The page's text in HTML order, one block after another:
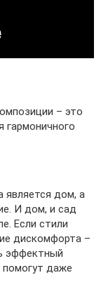
– это
гармоничного
является дом, а
И дом, и сад
Если стили
дискомфорта –
эффектный
даже